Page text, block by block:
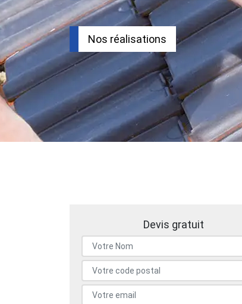
Nos réalisations
Devis gratuit